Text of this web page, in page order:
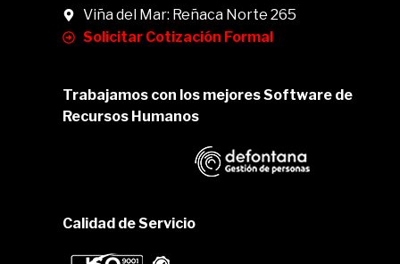
Viña del Mar: Reñaca Norte 265
Solicitar Cotización Formal
Trabajamos con los mejores Software de
Recursos Humanos
Calidad de Servicio